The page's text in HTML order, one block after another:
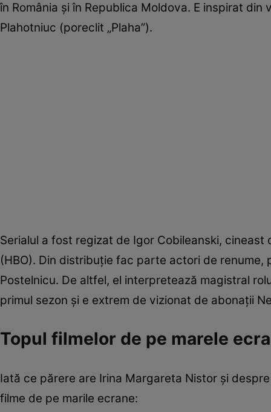
în România și în Republica Moldova. E inspirat
Plahotniuc (poreclit „Plaha”).
Serialul a fost regizat de Igor Cobileanski,
(HBO). Din distribuție fac parte actori de
Postelnicu. De altfel, el interpretează magistral
primul sezon și e extrem de vizionat de abonații
Topul filmelor de pe marele
Iată ce părere are Irina Margareta Nistor și
filme de pe marile ecrane: